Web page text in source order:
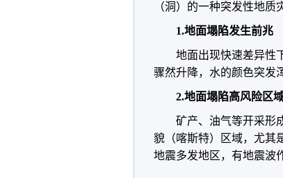
（洞）的一种突发性地质
1.地面塌陷发生前兆
地面出现快速差异性
骤然升降，水的颜色突发
2.地面塌陷高风险区
矿产、油气等开采形
貌（喀斯特）区域，尤其
地震多发地区，有地震波